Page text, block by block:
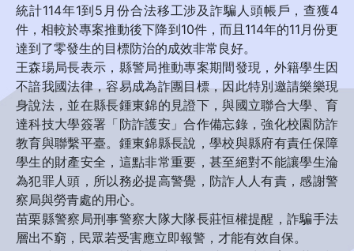
統計114年1到5月份合法移工涉及詐騙人頭帳戶，查獲4
件，相較於專案推動後下降到10件，而且114年的11月份更
達到了零發生的目標防治的成效非常良好。
王森瑒局長表示，縣警局推動專案期間發現，外籍學生因
不諳我國法律，容易成為詐團目標，因此特別邀請樂樂現
身說法，並在縣長鍾東錦的見證下，與國立聯合大學、育
達科技大學簽署「防詐護安」合作備忘錄，強化校園防詐
教育與聯繫平臺。鍾東錦縣長說，學校與縣府有責任保障
學生的財產安全，這點非常重要，甚至絕對不能讓學生淪
為犯罪人頭，所以務必提高警覺，防詐人人有責，感謝警
察局與勞青處的用心。
苗栗縣警察局刑事警察大隊大隊長莊恒權提醒，詐騙手法
層出不窮，民眾若受害應立即報警，才能有效自保。